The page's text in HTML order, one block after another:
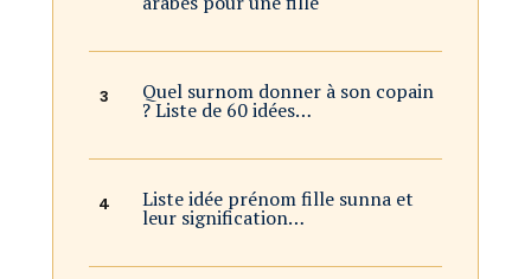
Quel surnom donner à son copain
? Liste de 60 idées…
Liste idée prénom fille sunna et
leur signification…